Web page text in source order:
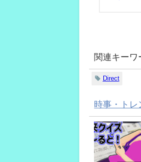
関連キーワ
Direct
時事・トレ